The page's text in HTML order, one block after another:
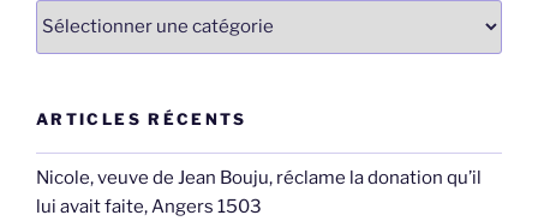
Catégories
ARTICLES RÉCENTS
Nicole, veuve de Jean Bouju, réclame la donation qu’il
lui avait faite, Angers 1503